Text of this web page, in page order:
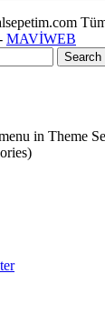
Tüm
MAVİWEB
Search
in Theme